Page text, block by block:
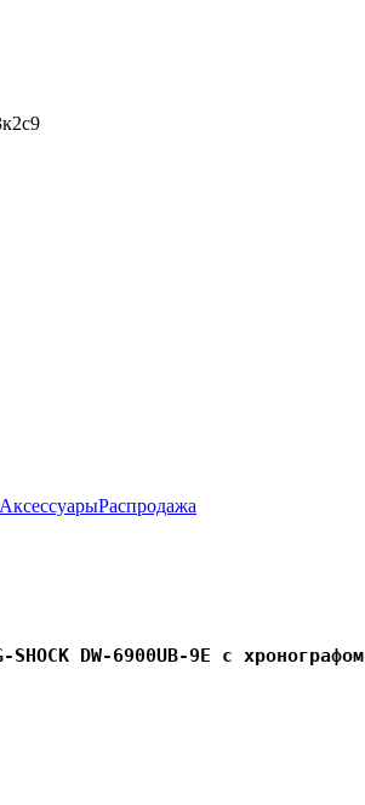
АксессуарыРаспродажа
DW-6900UB-9E с хронографом